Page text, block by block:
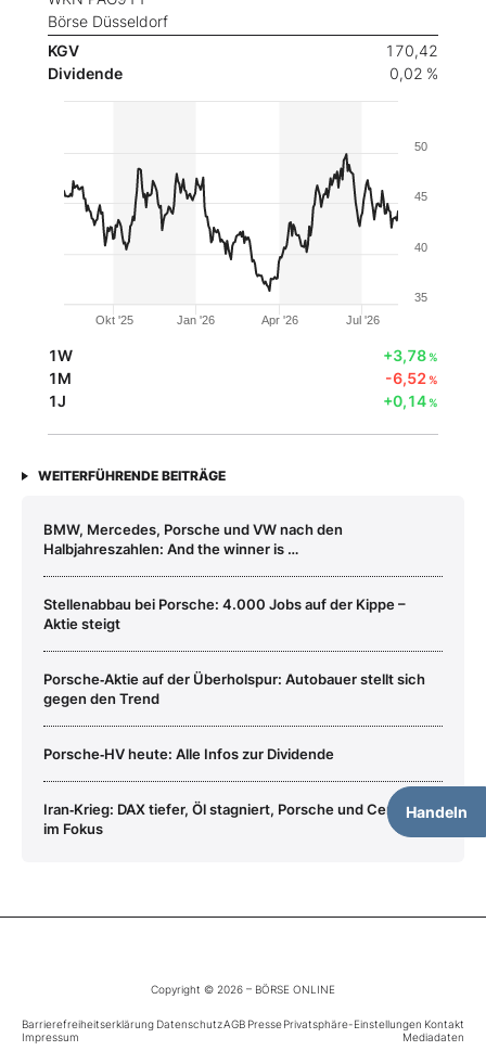
Börse Düsseldorf
KGV
170,42
Dividende
0,02 %
Handeln
Okt '25 Jan '26 Apr '26 Jul '26
35
40
45
50
1W +3,78%
1M -6,52%
1J +0,14%
WEITERFÜHRENDE BEITRÄGE
BMW, Mercedes, Porsche und VW nach den
Halbjahreszahlen: And the winner is …
Stellenabbau bei Porsche: 4.000 Jobs auf der Kippe –
Aktie steigt
Porsche‑Aktie auf der Überholspur: Autobauer stellt sich
gegen den Trend
Porsche‑HV heute: Alle Infos zur Dividende
Iran‑Krieg: DAX tiefer, Öl stagniert, Porsche und Cerebras
im Fokus
Copyright © 2026 – BÖRSE ONLINE
Barrierefreiheitserklärung DatenschutzAGB PressePrivatsphäre-Einstellungen Kontakt
Impressum
Mediadaten